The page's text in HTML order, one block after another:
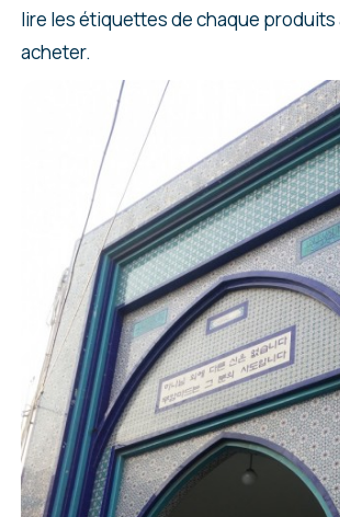
lire les étiquettes de chaque produits
acheter.